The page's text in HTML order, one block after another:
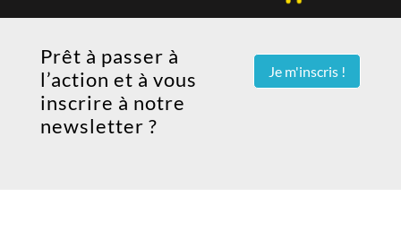
Prêt à passer à
l’action et à vous
inscrire à notre
newsletter ?
Je m'inscris !